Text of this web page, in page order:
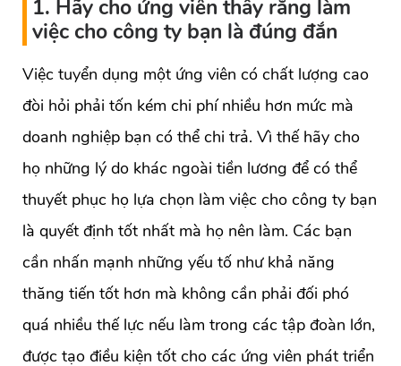
1. Hãy cho ứng viên thấy rằng làm
việc cho công ty bạn là đúng đắn
Việc tuyển dụng một ứng viên có chất lượng cao
đòi hỏi phải tốn kém chi phí nhiều hơn mức mà
doanh nghiệp bạn có thể chi trả. Vì thế hãy cho
họ những lý do khác ngoài tiền lương để có thể
thuyết phục họ lựa chọn làm việc cho công ty bạn
là quyết định tốt nhất mà họ nên làm. Các bạn
cần nhấn mạnh những yếu tố như khả năng
thăng tiến tốt hơn mà không cần phải đối phó
quá nhiều thế lực nếu làm trong các tập đoàn lớn,
được tạo điều kiện tốt cho các ứng viên phát triển